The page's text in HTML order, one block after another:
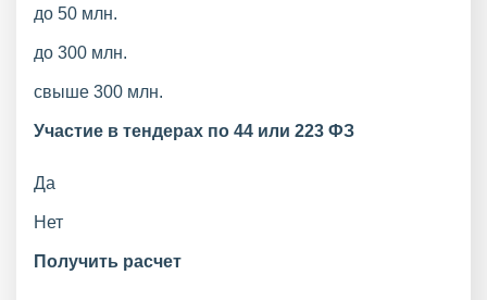
до 50 млн.
до 300 млн.
свыше 300 млн.
Участие в тендерах по 44 или 223 ФЗ
Да
Нет
Получить расчет